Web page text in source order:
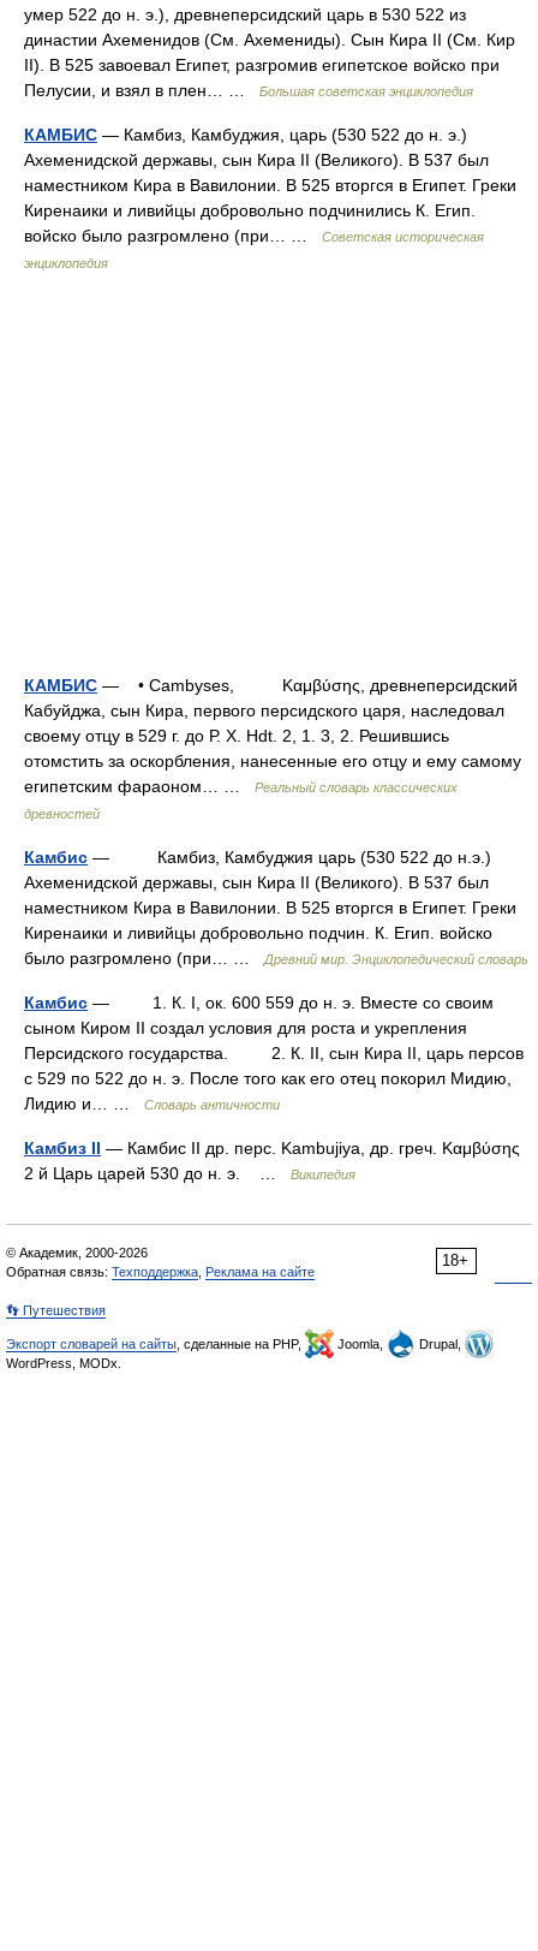
умер 522 до н. э.), древнеперсидский царь в 530 522 из
династии Ахеменидов (См. Ахемениды). Сын Кира II (См. Кир
II). В 525 завоевал Египет, разгромив египетское войско при
Пелусии, и взял в плен… …
Большая советская энциклопедия
КАМБИС — Камбиз, Камбуджия, царь (530 522 до н. э.)
Ахеменидской державы, сын Кира II (Великого). В 537 был
наместником Кира в Вавилонии. В 525 вторгся в Египет. Греки
Киренаики и ливийцы добровольно подчинились К. Егип.
войско было разгромлено (при… …
Советская историческая
энциклопедия
КАМБИС — • Cambyses, Καμβύσης, древнеперсидский
Кабуйджа, сын Кира, первого персидского царя, наследовал
своему отцу в 529 г. до Р. X. Hdt. 2, 1. 3, 2. Решившись
отомстить за оскорбления, нанесенные его отцу и ему самому
египетским фараоном… …
Реальный словарь классических
древностей
Камбис — Камбиз, Камбуджия царь (530 522 до н.э.)
Ахеменидской державы, сын Кира II (Великого). В 537 был
наместником Кира в Вавилонии. В 525 вторгся в Египет. Греки
Киренаики и ливийцы добровольно подчин. К. Егип. войско
было разгромлено (при… …
Древний мир. Энциклопедический словарь
Камбис — 1. К. I, ок. 600 559 до н. э. Вместе со своим
сыном Киром II создал условия для роста и укрепления
Персидского государства. 2. К. II, сын Кира II, царь персов
с 529 по 522 до н. э. После того как его отец покорил Мидию,
Лидию и… …
Словарь античности
Камбиз II — Камбис II др. перс. Kambujiya, др. греч. Καμβύσης
2 й Царь царей 530 до н. э. …
Википедия
18+
© Академик, 2000-2026
Обратная связь: Техподдержка Реклама на сайте
👣 Путешествия
Экспорт словарей на сайты , сделанные на PHP, Joomla,
Drupal,
WordPress, MODx.